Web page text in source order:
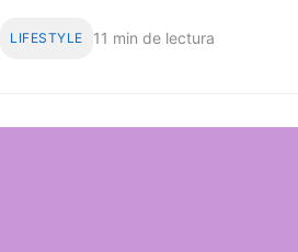
LIFESTYLE 11 min de lectura